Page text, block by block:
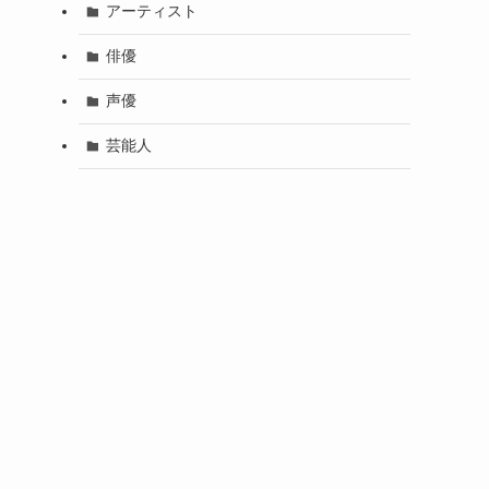
アーティスト
俳優
声優
芸能人